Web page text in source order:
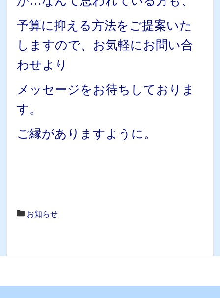
予算に抑える方法をご提案いた
しますので、お気軽にお問い合
わせより
メッセージをお待ちしておりま
す。
ご縁がありますように。
お知らせ